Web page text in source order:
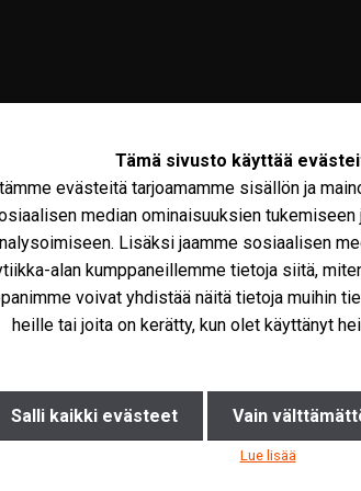
Maxus Iveco Varaosat
toimitukseen
Tämä sivusto käyttää
evästeitä tarjoamamme sisällön ja
median ominaisuuksien tukemiseen
Lisäksi jaamme sosiaalisen
alan kumppaneillemme tietoja siitä,
voivat yhdistää näitä tietoja muihin
heille tai joita on kerätty, kun olet käyttänyt
Salli kaikki evästeet Vain
Lue lisää